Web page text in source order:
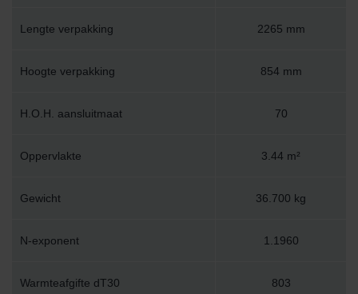
Lengte verpakking 2265 mm
Hoogte verpakking 854 mm
H.O.H. aansluitmaat 70
Oppervlakte 3.44 m²
Gewicht 36.700 kg
N-exponent 1.1960
Warmteafgifte dT30 803